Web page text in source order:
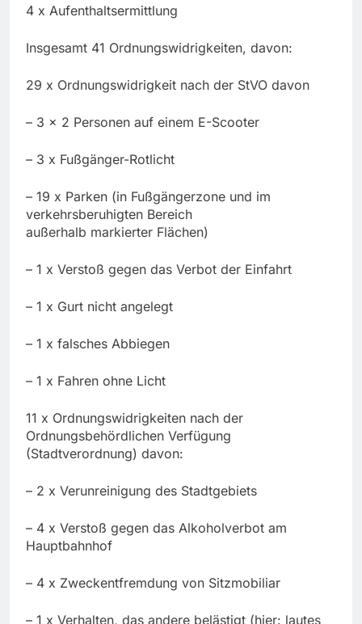
4 x Aufenthaltsermittlung
Insgesamt 41 Ordnungswidrigkeiten, davon:
29 x Ordnungswidrigkeit nach der StVO davon
– 3 x 2 Personen auf einem E-Scooter
– 3 x Fußgänger-Rotlicht
– 19 x Parken (in Fußgängerzone und im
verkehrsberuhigten Bereich
außerhalb markierter Flächen)
– 1 x Verstoß gegen das Verbot der Einfahrt
– 1 x Gurt nicht angelegt
– 1 x falsches Abbiegen
– 1 x Fahren ohne Licht
11 x Ordnungswidrigkeiten nach der
Ordnungsbehördlichen Verfügung
(Stadtverordnung) davon:
– 2 x Verunreinigung des Stadtgebiets
– 4 x Verstoß gegen das Alkoholverbot am
Hauptbahnhof
– 4 x Zweckentfremdung von Sitzmobiliar
– 1 x Verhalten, das andere belästigt (hier: lautes